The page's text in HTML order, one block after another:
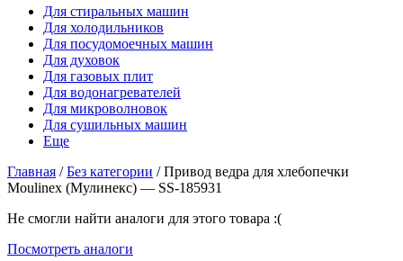
Для стиральных машин
Для холодильников
Для посудомоечных машин
Для духовок
Для газовых плит
Для водонагревателей
Для микроволновок
Для сушильных машин
Еще
Главная /Без категории / Привод ведра для хлебопечки
Moulinex (Мулинекс) — SS-185931
Не смогли найти аналоги для этого товара :(
Посмотреть аналоги